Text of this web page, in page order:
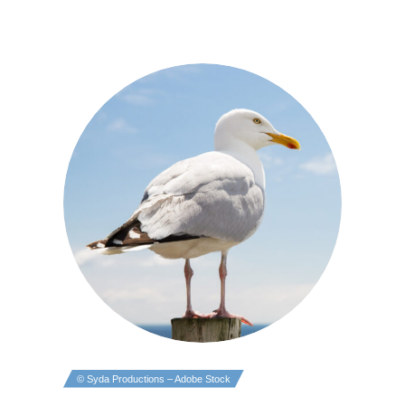
© Syda Productions – Adobe Stock